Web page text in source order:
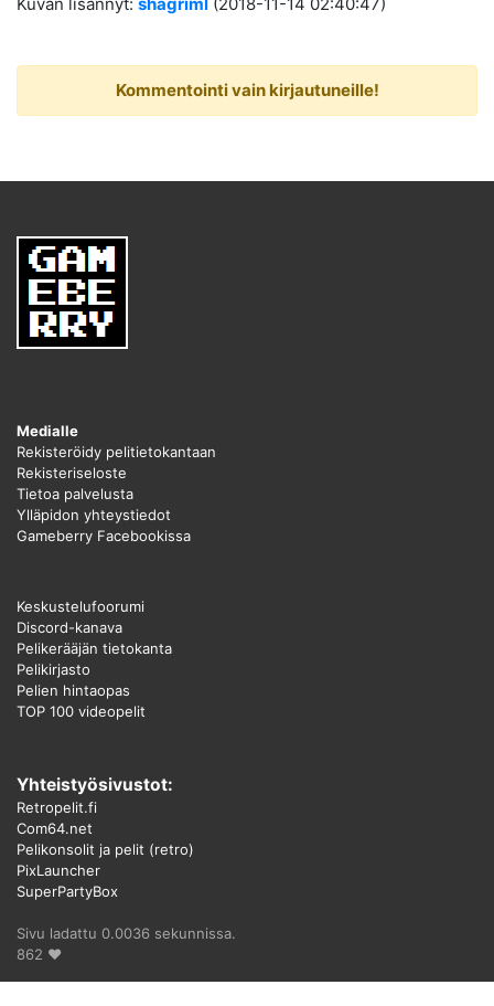
Kommentointi vain kirjautuneille!
Medialle
Rekisteröidy pelitietokantaan
Rekisteriseloste
Tietoa palvelusta
Ylläpidon yhteystiedot
Gameberry Facebookissa
Keskustelufoorumi
Discord-kanava
Pelikerääjän tietokanta
Pelikirjasto
Pelien hintaopas
TOP 100 videopelit
Yhteistyösivustot:
Retropelit.fi
Com64.net
Pelikonsolit ja pelit (retro)
PixLauncher
SuperPartyBox
Sivu ladattu 0.0036 sekunnissa.
862 ♥